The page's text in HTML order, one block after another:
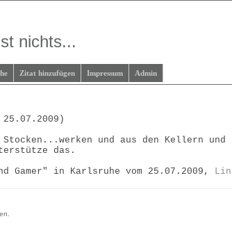
nichts...
Zitat hinzufügen Impressum Admin
Stocken...werken und aus den
das.
Gamer" in Karlsruhe vom 25.07.2009,